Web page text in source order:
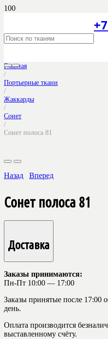
Главная
/
Портьерные ткани
/
Жаккарды
/
Сонет
/
Сонет полоса 81
Назад Вперед
Сонет полоса 81
Доставка
Заказы принимаются:
Пн-Пт 10:00 — 17:00
Заказы принятые после 17:00
день.
Оплата производится
выставленному счёту.